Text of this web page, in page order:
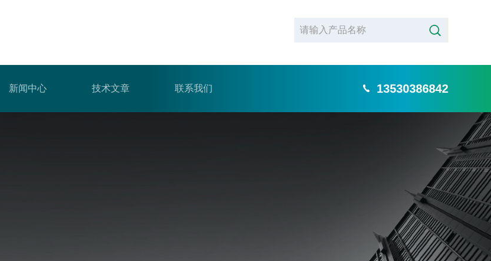
新闻中心 技术文章 联系我们 13530386842